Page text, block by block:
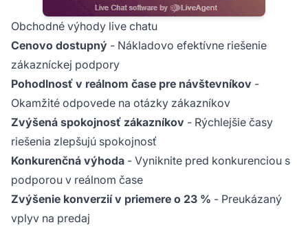
Obchodné výhody live chatu
Cenovo dostupný - Nákladovo efektívne riešenie
zákazníckej podpory
Pohodlnosť v reálnom čase pre návštevníkov -
Okamžité odpovede na otázky zákazníkov
Zvýšená spokojnosť zákazníkov - Rýchlejšie časy
riešenia zlepšujú spokojnosť
Konkurenčná výhoda - Vyniknite pred konkurenciou s
podporou v reálnom čase
Zvýšenie konverzií v priemere o 23 % - Preukázaný
vplyv na predaj